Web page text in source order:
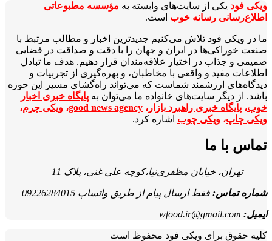
ویکی‌ فود یکی از سایت‌های وابسته به مؤسسه مطبوعاتی
اطلاع‌رسانی رسانه خوب است.
ما در ویکی‌ فود تلاش می‌کنیم جدیدترین اخبار و مطالب مرتبط با
صنعت خوراکی‌ها در ایران و جهان را با دقت و صداقت در فضایی
صمیمی و جذاب در اختیار علاقه‌مندان قرار دهیم. هدف ما تبادل
اطلاعات مفید و واقعی با مخاطبان، و بهره‌گیری از تجربیات و
دیدگاه‌های ارزشمند شماست که می‌تواند راه‌گشای مسیر این حوزه
باشد. از دیگر سایت‌های خانواده ما می‌توان به پایگاه خبری اخبار
خوب، پایگاه خبری راهبرد بازار ، good news agency، ویکی چرم،
ویکی چاپ، ویکی چوب اشاره کرد.
تماس با ما
تهران، خیابان مظفری‌نیا،کوچه علی غنی، پلاک 11
شماره تماس: فقط ارسال پیام از طریق واتساپ 09226284015
ایمیل: wfood.ir@gmail.com
کلیه حقوق برای ویکی فود محفوظ است